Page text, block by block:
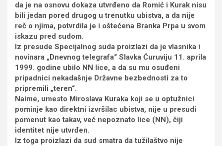
da je na osnovu dokaza utvrđeno da Romić i Kurak nisu
bili jedan pored drugog u trenutku ubistva, a da nije
reč o njima, potvrdila je i oštećena Branka Prpa u svom
iskazu pred sudom.
Iz presude Specijalnog suda proizlazi da je vlasnika i
novinara „Dnevnog telegrafa“ Slavka Ćuruviju 11. aprila
1999. godine ubilo NN lice, a da su mu osuđeni
pripadnici nekadašnje Državne bezbednosti za to
pripremili „teren“.
Naime, umesto Miroslava Kuraka koji se u optužnici
pominje kao direktni izvršilac ubistva, nije u presudi
pomenut kao takav, već nepoznato lice (NN), čiji
identitet nije utvrđen.
Iz toga proizlazi da sud smatra da tužilaštvo nije